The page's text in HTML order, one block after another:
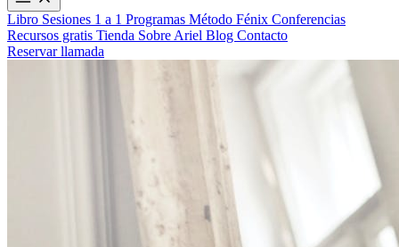
Libro Sesiones 1 a 1 Programas Método Fénix Conferencias
Recursos gratis Tienda Sobre Ariel Blog Contacto
Reservar llamada